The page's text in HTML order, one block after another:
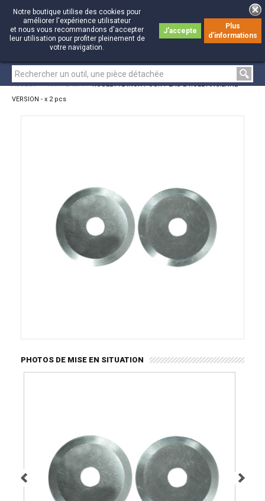
0
0
Notre boutique utilise des cookies pour
améliorer l'expérience utilisateur
et nous vous recommandons d'accepter
leur utilisation pour profiter pleinement de
votre navigation.
J'accepte
Plus
d'informations
Accueil > ANTI-GASPI > ROULETTE INOX POUR PLAC & ROLL ANCIENNE
VERSION - x 2 pcs
PHOTOS DE MISE EN SITUATION